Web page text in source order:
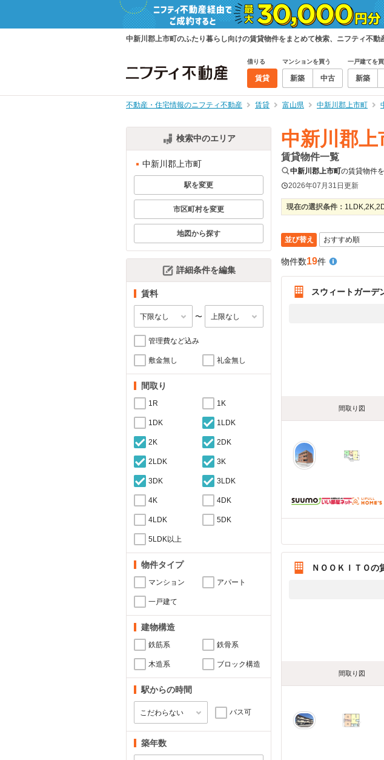
中新川郡上市町のふたり暮らし向けの賃貸物件をまとめて検索、ニフティ不動
借りる
賃貸
マンションを買う
新築 中古
一戸建てを買
新築
不動産・住宅情報のニフティ不動産 賃貸 富山県 中新川郡上市町
検索中のエリア
中新川郡上市町
駅を変更
市区町村を変更
地図から探す
詳細条件を編集
賃料
〜
管理費など込み
敷金無し 礼金無し
間取り
1R 1K
1DK 1LDK
2K 2DK
2LDK 3K
3DK 3LDK
4K 4DK
4LDK 5DK
5LDK以上
物件タイプ
マンション アパート
一戸建て
建物構造
鉄筋系 鉄骨系
木造系 ブロック構造
駅からの時間
バス可
築年数
中新川郡上
賃貸物件一覧
中新川郡上市町の賃貸物件
2026年07月31日更新
現在の選択条件：
並び替え
物件数19件
スウィートガーデ
間取り図
ＮＯＯＫＩＴＯの
間取り図